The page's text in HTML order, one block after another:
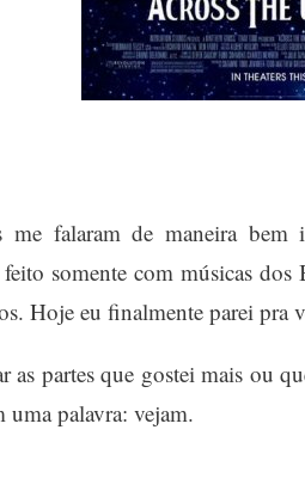
me falaram de maneira
somente com músicas dos
Hoje eu finalmente parei pra
as partes que gostei mais ou
palavra: vejam.